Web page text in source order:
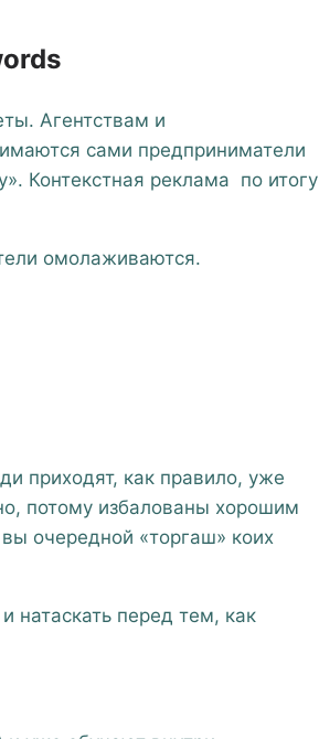
Агентствам и
сами предприниматели
Контекстная реклама по итогу
омолаживаются.
приходят, как правило, уже
потому избалованы хорошим
очередной «торгаш» коих
натаскать перед тем, как